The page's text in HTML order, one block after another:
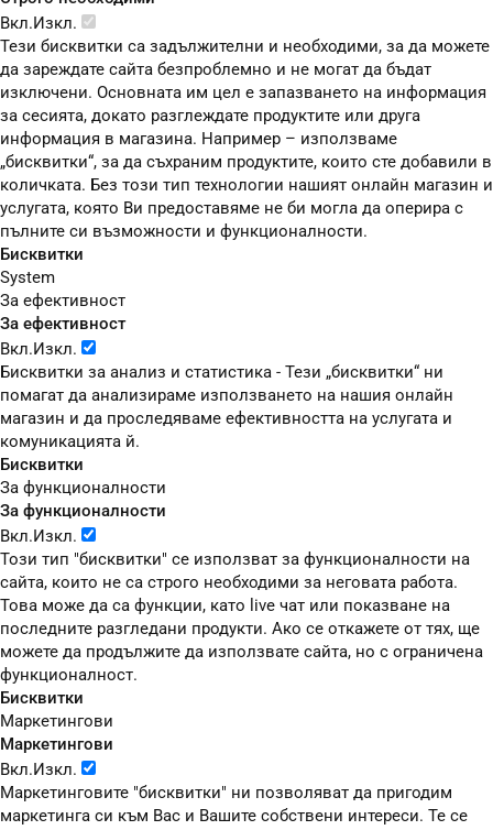
Вкл.Изкл.
Тези бисквитки са задължителни и необходими, за да можете
да зареждате сайта безпроблемно и не могат да бъдат
изключени. Основната им цел е запазването на информация
за сесията, докато разглеждате продуктите или друга
информация в магазина. Например – използваме
„бисквитки“, за да съхраним продуктите, които сте добавили в
количката. Без този тип технологии нашият онлайн магазин и
услугата, която Ви предоставяме не би могла да оперира с
пълните си възможности и функционалности.
Бисквитки
System
За ефективност
За ефективност
Вкл.Изкл.
Бисквитки за анализ и статистика - Тези „бисквитки“ ни
помагат да анализираме използването на нашия онлайн
магазин и да проследяваме ефективността на услугата и
комуникацията й.
Бисквитки
За функционалности
За функционалности
Вкл.Изкл.
Този тип "бисквитки" се използват за функционалности на
сайта, които не са строго необходими за неговата работа.
Това може да са функции, като live чат или показване на
последните разгледани продукти. Ако се откажете от тях, ще
можете да продължите да използвате сайта, но с ограничена
функционалност.
Бисквитки
Маркетингови
Маркетингови
Вкл.Изкл.
Маркетинговите "бисквитки" ни позволяват да пригодим
маркетинга си към Вас и Вашите собствени интереси. Те се